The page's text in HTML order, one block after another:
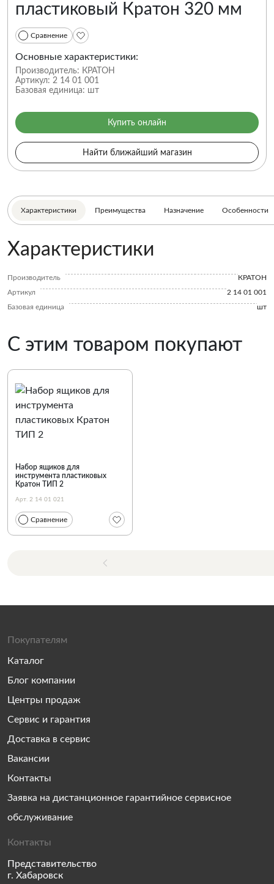
пластиковый Кратон 320 мм
Сравнение
Основные характеристики:
Производитель: КРАТОН
Артикул: 2 14 01 001
Базовая единица: шт
Купить онлайн
Найти ближайший магазин
Характеристики Преимущества Назначение Особенности
Характеристики
Производитель
КРАТОН
Артикул
2 14 01 001
Базовая единица
шт
С этим товаром покупают
Набор ящиков для
инструмента пластиковых
Кратон ТИП 2
Арт. 2 14 01 021
Сравнение
Покупателям
Каталог
Блог компании
Центры продаж
Сервис и гарантия
Доставка в сервис
Вакансии
Контакты
Заявка на дистанционное гарантийное сервисное
обслуживание
Контакты
Представительство
г. Хабаровск